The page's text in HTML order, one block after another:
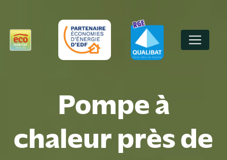
Pompe à
chaleur près de